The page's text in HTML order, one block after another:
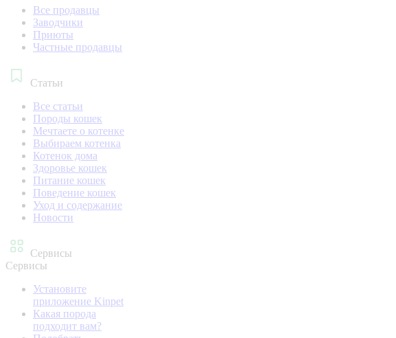
Все продавцы
Заводчики
Приюты
Частные продавцы
Статьи
Все статьи
Породы кошек
Мечтаете о котенке
Выбираем котенка
Котенок дома
Здоровье кошек
Питание кошек
Поведение кошек
Уход и содержание
Новости
Сервисы
Сервисы
Установите
приложение Kinpet
Какая порода
подходит вам?